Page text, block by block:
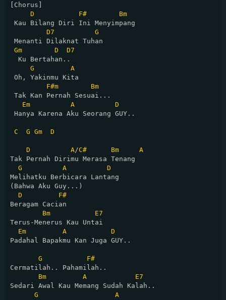
[Chorus]
D
F#
Bm
Kau Bilang Diri Ini Menyimpang
D7
G
Menanti Dilaknat Tuhan
Gm
D
D7
  Ku Bertahan..
G
A
Oh, Yakinmu Kita
F#m
Bm
Tak Kan Pernah Sesuai...
Em
A
D
Hanya Karena Aku Seorang GUY..
C G Gm D
D A/C# Bm
A
Tak Pernah Dirimu Merasa Tenang
G
A
D
Melihatku Berbicara Lantang
(Bahwa Aku Guy...)
D
F#
Beragam Cacian
Bm
E7
Terus-Menerus Kau Untai
Em
A
D
Padahal Bapakmu Kan Juga GUY..
G
F#
Cermatilah.. Pahamilah..
Bm
A
E7
Sedari Awal Kau Memang Sudah Kalah..
G
A